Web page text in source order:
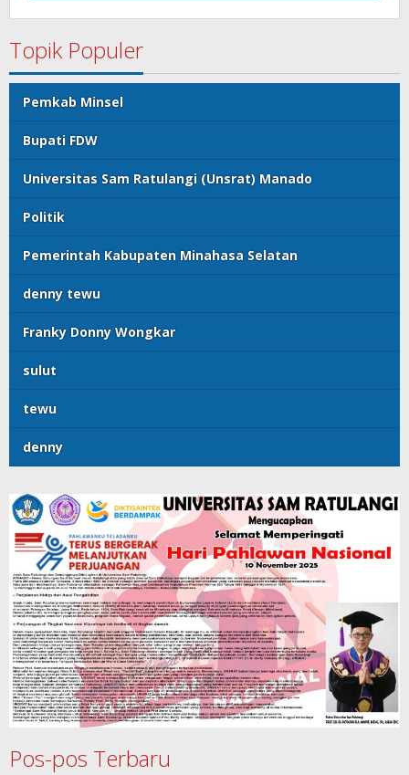
Topik Populer
Pemkab Minsel
Bupati FDW
Universitas Sam Ratulangi (Unsrat) Manado
Politik
Pemerintah Kabupaten Minahasa Selatan
denny tewu
Franky Donny Wongkar
sulut
tewu
denny
Pos-pos Terbaru